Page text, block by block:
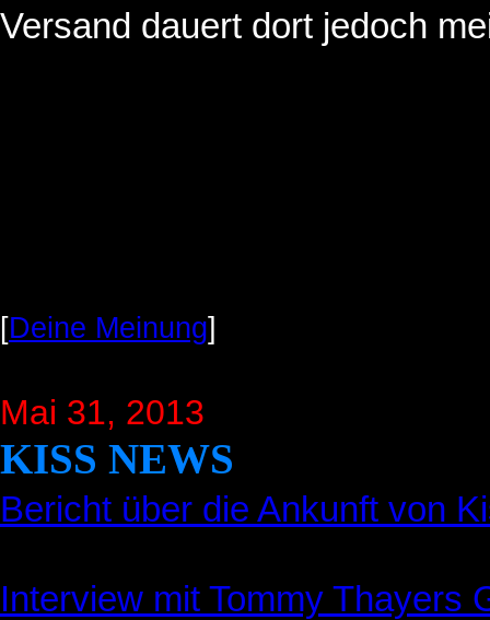
Versand dauert dort jedoch
[Deine Meinung]
Mai 31, 2013
KISS NEWS
Bericht über die Ankunft von
Interview mit Tommy Thayers